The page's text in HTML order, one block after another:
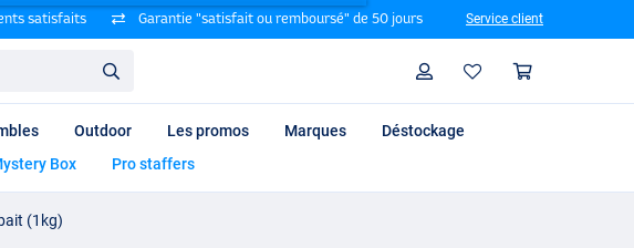
satisfaits Garantie "satisfait ou remboursé" de 50 jours Service client
Profil
Outdoor Les promos Marques
Déstockage
Box Pro staffers
(1kg)